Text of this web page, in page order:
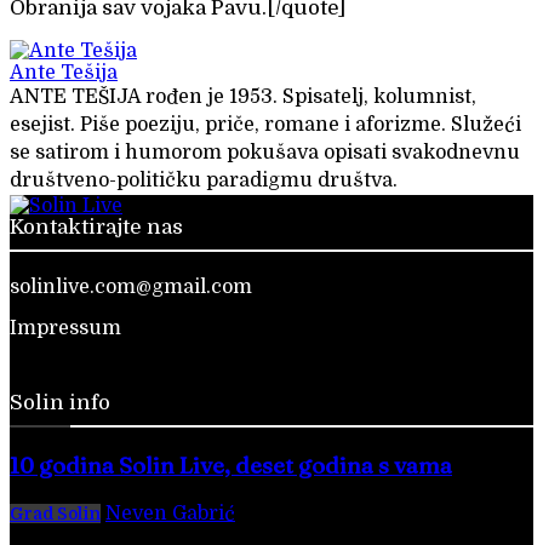
Obranija sav vojaka Pavu.[/quote]
Ante Tešija
ANTE TEŠIJA rođen je 1953. Spisatelj, kolumnist,
esejist. Piše poeziju, priče, romane i aforizme. Služeći
se satirom i humorom pokušava opisati svakodnevnu
društveno-političku paradigmu društva.
Kontaktirajte nas
solinlive.com@gmail.com
Impressum
Solin info
10 godina Solin Live, deset godina s vama
Grad Solin Neven Gabrić